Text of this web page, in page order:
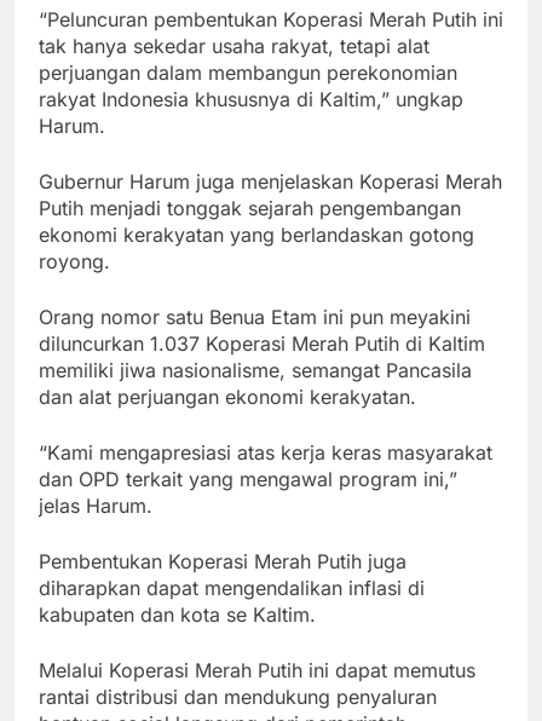
“Peluncuran pembentukan Koperasi Merah Putih ini
tak hanya sekedar usaha rakyat, tetapi alat
perjuangan dalam membangun perekonomian
rakyat Indonesia khususnya di Kaltim,” ungkap
Harum.
Gubernur Harum juga menjelaskan Koperasi Merah
Putih menjadi tonggak sejarah pengembangan
ekonomi kerakyatan yang berlandaskan gotong
royong.
Orang nomor satu Benua Etam ini pun meyakini
diluncurkan 1.037 Koperasi Merah Putih di Kaltim
memiliki jiwa nasionalisme, semangat Pancasila
dan alat perjuangan ekonomi kerakyatan.
“Kami mengapresiasi atas kerja keras masyarakat
dan OPD terkait yang mengawal program ini,”
jelas Harum.
Pembentukan Koperasi Merah Putih juga
diharapkan dapat mengendalikan inflasi di
kabupaten dan kota se Kaltim.
Melalui Koperasi Merah Putih ini dapat memutus
rantai distribusi dan mendukung penyaluran